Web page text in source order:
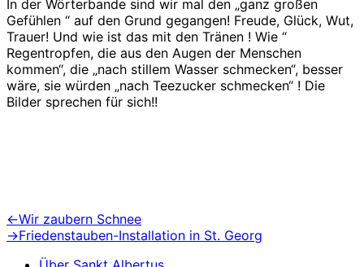
In der Wörterbande sind wir mal den „ganz großen
Gefühlen “ auf den Grund gegangen! Freude, Glück, Wut,
Trauer! Und wie ist das mit den Tränen ! Wie “
Regentropfen, die aus den Augen der Menschen
kommen“, die „nach stillem Wasser schmecken“, besser
wäre, sie würden „nach Teezucker schmecken“ ! Die
Bilder sprechen für sich!!
Beitragsnavigation
←Vorheriger
Beitrag:
Wir zaubern Schnee
→Nächster
Friedenstauben-Installation in St. Georg